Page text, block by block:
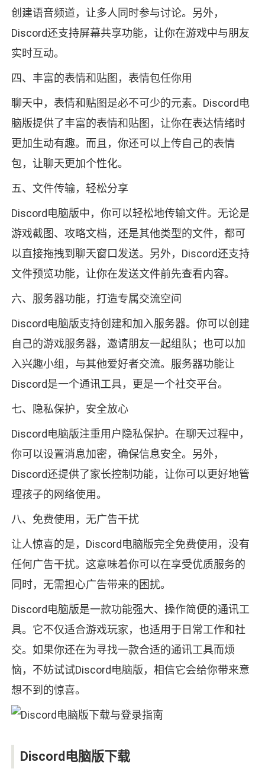
创建语音频道，让多人同时参与讨论。另外，
Discord还支持屏幕共享功能，让你在游戏中与朋友
实时互动。
四、丰富的表情和贴图，表情包任你用
聊天中，表情和贴图是必不可少的元素。Discord电
脑版提供了丰富的表情和贴图，让你在表达情绪时
更加生动有趣。而且，你还可以上传自己的表情
包，让聊天更加个性化。
五、文件传输，轻松分享
Discord电脑版中，你可以轻松地传输文件。无论是
游戏截图、攻略文档，还是其他类型的文件，都可
以直接拖拽到聊天窗口发送。另外，Discord还支持
文件预览功能，让你在发送文件前先查看内容。
六、服务器功能，打造专属交流空间
Discord电脑版支持创建和加入服务器。你可以创建
自己的游戏服务器，邀请朋友一起组队；也可以加
入兴趣小组，与其他爱好者交流。服务器功能让
Discord是一个通讯工具，更是一个社交平台。
七、隐私保护，安全放心
Discord电脑版注重用户隐私保护。在聊天过程中，
你可以设置消息加密，确保信息安全。另外，
Discord还提供了家长控制功能，让你可以更好地管
理孩子的网络使用。
八、免费使用，无广告干扰
让人惊喜的是，Discord电脑版完全免费使用，没有
任何广告干扰。这意味着你可以在享受优质服务的
同时，无需担心广告带来的困扰。
Discord电脑版是一款功能强大、操作简便的通讯工
具。它不仅适合游戏玩家，也适用于日常工作和社
交。如果你还在为寻找一款合适的通讯工具而烦
恼，不妨试试Discord电脑版，相信它会给你带来意
想不到的惊喜。
Discord电脑版下载